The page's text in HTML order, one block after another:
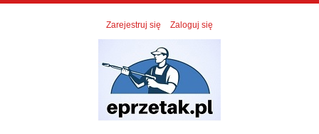
Zarejestruj się Zaloguj się